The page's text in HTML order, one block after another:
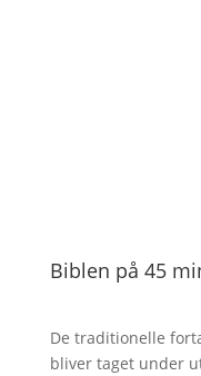
Biblen på 45
De traditionelle
bliver taget under